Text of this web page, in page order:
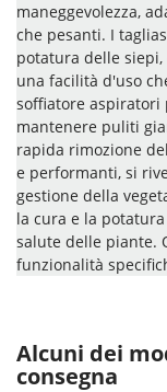
maneggevolezza,
che pesanti. I
potatura delle
una facilità d'uso
soffiatore aspiratori
mantenere puliti
rapida rimozione
e performanti, si
gestione della
la cura e la
salute delle piante.
funzionalità
Alcuni dei
consegna